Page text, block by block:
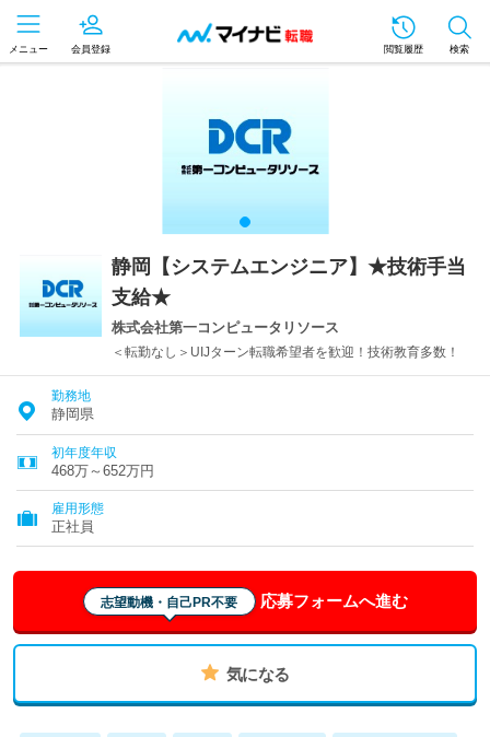
メニュー 会員登録 閲覧履歴 検索
静岡【システムエンジニア】★技術手当
支給★
株式会社第一コンピュータリソース
＜転勤なし＞UIJターン転職希望者を歓迎！技術教育多数！
勤務地
静岡県
初年度年収
468万～652万円
雇用形態
正社員
志望動機・自己PR不要 応募フォームへ進む
気になる